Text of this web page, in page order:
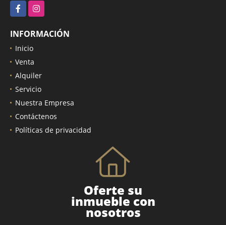
FacebookInstagram
INFORMACIÓN
Inicio
Venta
Alquiler
Servicio
Nuestra Empresa
Contáctenos
Políticas de privacidad
Oferte su
inmueble con
nosotros